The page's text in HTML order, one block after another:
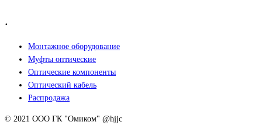
.
Монтажное оборудование
Муфты оптические
Оптические компоненты
Оптический кабель
Распродажа
© 2021 ООО ГК "Омиком" @hjjc